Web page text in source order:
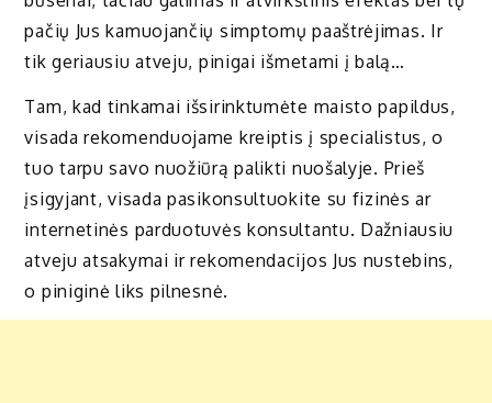
pačių Jus kamuojančių simptomų paaštrėjimas. Ir
tik geriausiu atveju, pinigai išmetami į balą…
Tam, kad tinkamai išsirinktumėte maisto papildus,
visada rekomenduojame kreiptis į specialistus, o
tuo tarpu savo nuožiūrą palikti nuošalyje. Prieš
įsigyjant, visada pasikonsultuokite su fizinės ar
internetinės parduotuvės konsultantu. Dažniausiu
atveju atsakymai ir rekomendacijos Jus nustebins,
o piniginė liks pilnesnė.